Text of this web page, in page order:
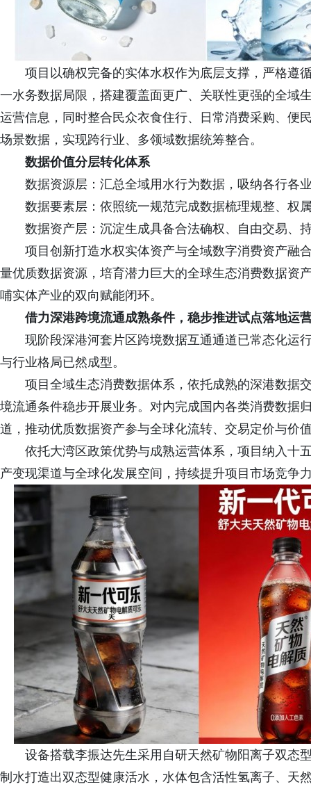
项目以确权完备的实体水权作为底层支撑，严格遵
一水务数据局限，搭建覆盖面更广、关联性更强的全域
运营信息，同时整合民众衣食住行、日常消费采购、便
场景数据，实现跨行业、多领域数据统筹整合。
数据价值分层转化体系
数据资源层：汇总全域用水行为数据，吸纳各行各
数据要素层：依照统一规范完成数据梳理规整、权
数据资产层：沉淀生成具备合法确权、自由交易、
项目创新打造水权实体资产与全域数字消费资产融
量优质数据资源，培育潜力巨大的全球生态消费数据资
哺实体产业的双向赋能闭环。
借力深港跨境流通成熟条件，稳步推进试点落地运
现阶段深港河套片区跨境数据互通通道已常态化运
与行业格局已然成型。
项目全域生态消费数据体系，依托成熟的深港数据
境流通条件稳步开展业务。对内完成国内各类消费数据
道，推动优质数据资产参与全球化流转、交易定价与价
依托大湾区政策优势与成熟运营体系，项目纳入十
产变现渠道与全球化发展空间，持续提升项目市场竞争
设备搭载李振达先生采用自研天然矿物阳离子双态
制水打造出双态型健康活水，水体包含活性氢离子、天